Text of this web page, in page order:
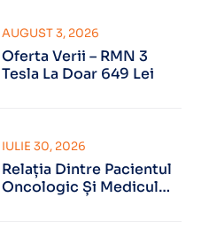
Oferta Verii – RMN 3
Tesla La Doar 649 Lei
AUGUST 3, 2026
Relația Dintre Pacientul
Oncologic Și Medicul
IULIE 30, 2026